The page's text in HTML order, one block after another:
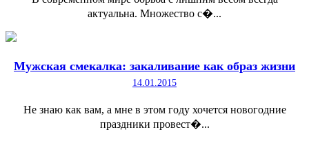
актуальна. Множество с�...
Мужская смекалка: закаливание как образ жизни
14.01.2015
Не знаю как вам, а мне в этом году хочется новогодние
праздники провест�...